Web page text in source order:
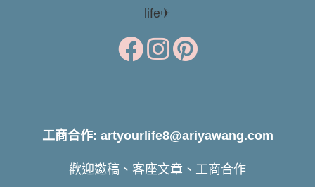
life✈
工商合作: artyourlife8@ariyawang.com
歡迎邀稿、客座文章、工商合作